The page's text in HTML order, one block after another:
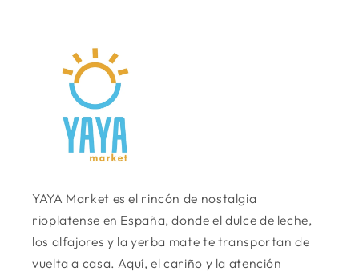
YAYA Market es el rincón de nostalgia
rioplatense en España, donde el dulce de leche,
los alfajores y la yerba mate te transportan de
vuelta a casa. Aquí, el cariño y la atención